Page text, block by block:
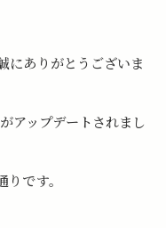
にありがとうございま
アップデートされまし
です。